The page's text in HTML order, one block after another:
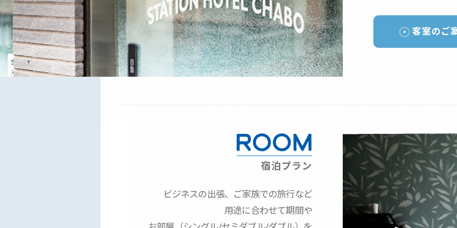
客室のご
宿泊プラン
ビジネスの出張、
ご家族での旅行など
用途に合わせて期間や